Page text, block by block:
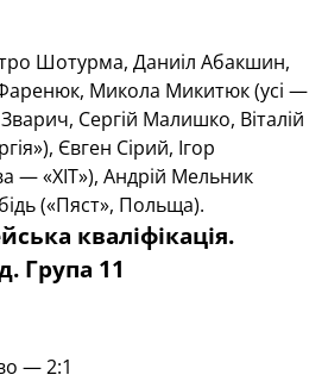
Шотурма, Даниіл Абакшин,
Микола Микитюк (усі —
Сергій Малишко, Віталій
Євген Сірий, Ігор
— «ХІТ»), Андрій Мельник
(«Пяст», Польща).
кваліфікація.
Група 11
— 2:1